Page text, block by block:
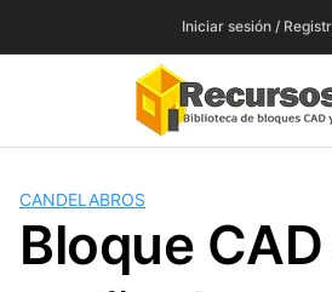
Iniciar sesión /
CANDELABROS
Bloque